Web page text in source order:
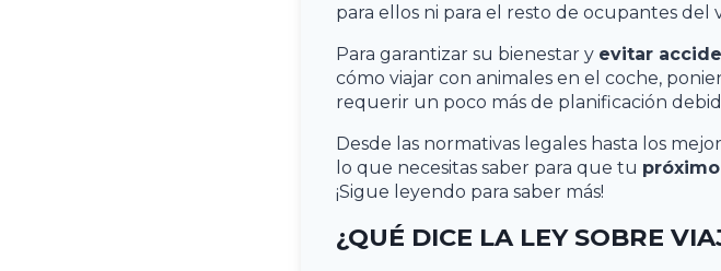
para ellos ni para el resto de ocupantes del
Para garantizar su bienestar y evitar
cómo viajar con animales en el coche,
requerir un poco más de planificación
Desde las normativas legales hasta los
lo que necesitas saber para que tu
¡Sigue leyendo para saber más!
¿QUÉ DICE LA LEY SOBRE